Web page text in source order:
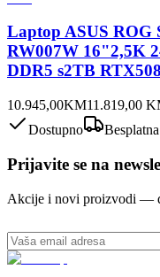
Laptop ASUS ROG
RW007W 16"2,5K
DDR5 s2TB
10.945,00KM11.819,00
Dostupno
Prijavite se na
Akcije i novi proizvodi —